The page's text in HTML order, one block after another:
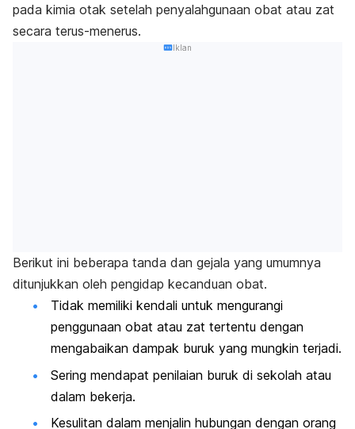
pada kimia otak setelah penyalahgunaan obat atau zat
secara terus-menerus.
Iklan
Berikut ini beberapa tanda dan gejala yang umumnya
ditunjukkan oleh pengidap kecanduan obat.
Tidak memiliki kendali untuk mengurangi
penggunaan obat atau zat tertentu dengan
mengabaikan dampak buruk yang mungkin terjadi.
Sering mendapat penilaian buruk di sekolah atau
dalam bekerja.
Kesulitan dalam menjalin hubungan dengan orang